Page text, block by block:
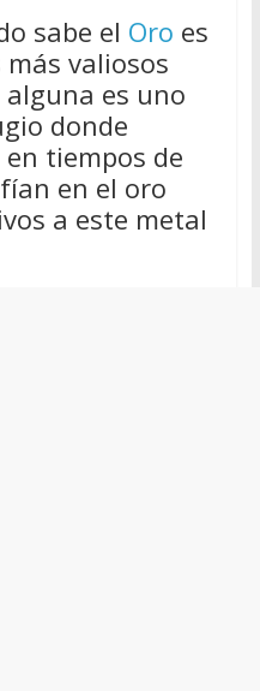
sabe el Oro es
valiosos
es uno
donde
tiempos de
en el oro
a este metal